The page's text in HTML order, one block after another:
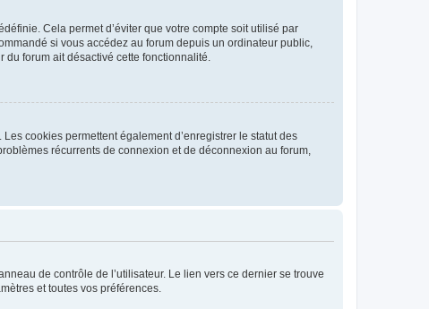
Cela permet d’éviter que votre compte soit utilisé par
si vous accédez au forum depuis un ordinateur public,
forum ait désactivé cette fonctionnalité.
cookies permettent également d’enregistrer le statut des
récurrents de connexion et de déconnexion au forum,
de contrôle de l’utilisateur. Le lien vers ce dernier se trouve
et toutes vos préférences.